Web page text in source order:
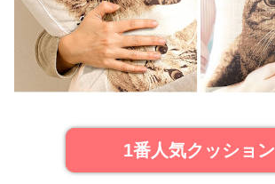
1番人気クッション